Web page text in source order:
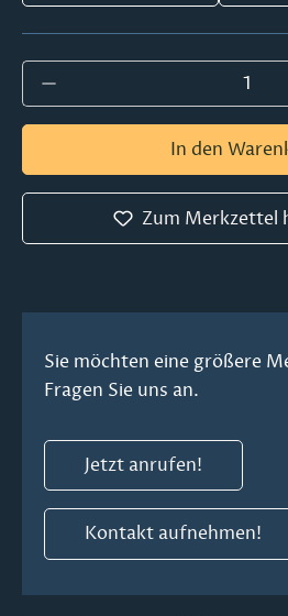
Produkt Anzahl: Gib
In den
Zum Merkzettel
Sie möchten eine größere
Fragen Sie uns an.
Jetzt anrufen!
Kontakt aufnehmen!